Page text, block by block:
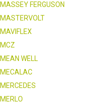
MASSEY FERGUSON
MASTERVOLT
MAVIFLEX
MCZ
MEAN WELL
MECALAC
MERCEDES
MERLO